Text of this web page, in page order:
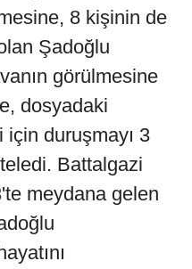
8 kişinin de
Şadoğlu
görülmesine
dosyadaki
duruşmayı 3
Battalgazi
meydana gelen